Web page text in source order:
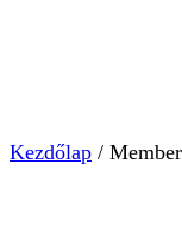
Kezdőlap /